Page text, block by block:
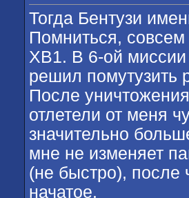
Тогда Бентузи
Помниться,
ХВ1. В 6-ой
решил помутузить
После
отлетели от меня
значительно
мне не изменяет
(не быстро), после
начатое.